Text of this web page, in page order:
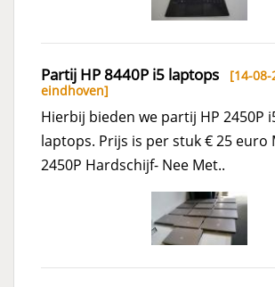
Partij HP 8440P i5 laptops [14-08-
eindhoven]
Hierbij bieden we partij HP 2450P
laptops. Prijs is per stuk € 25 euro
2450P Hardschijf- Nee Met..